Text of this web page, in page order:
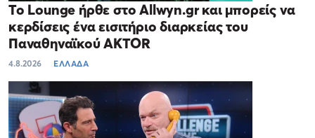
Το Lounge ήρθε στο Allwyn.gr και μπορείς να
κερδίσεις ένα εισιτήριο διαρκείας του
Παναθηναϊκού AKTOR
4.8.2026 ΕΛΛΑΔΑ